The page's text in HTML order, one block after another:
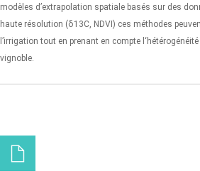
modèles d’extrapolation spatiale basés sur des
haute résolution (δ13C, NDVI) ces méthodes
l’irrigation tout en prenant en compte
vignoble.